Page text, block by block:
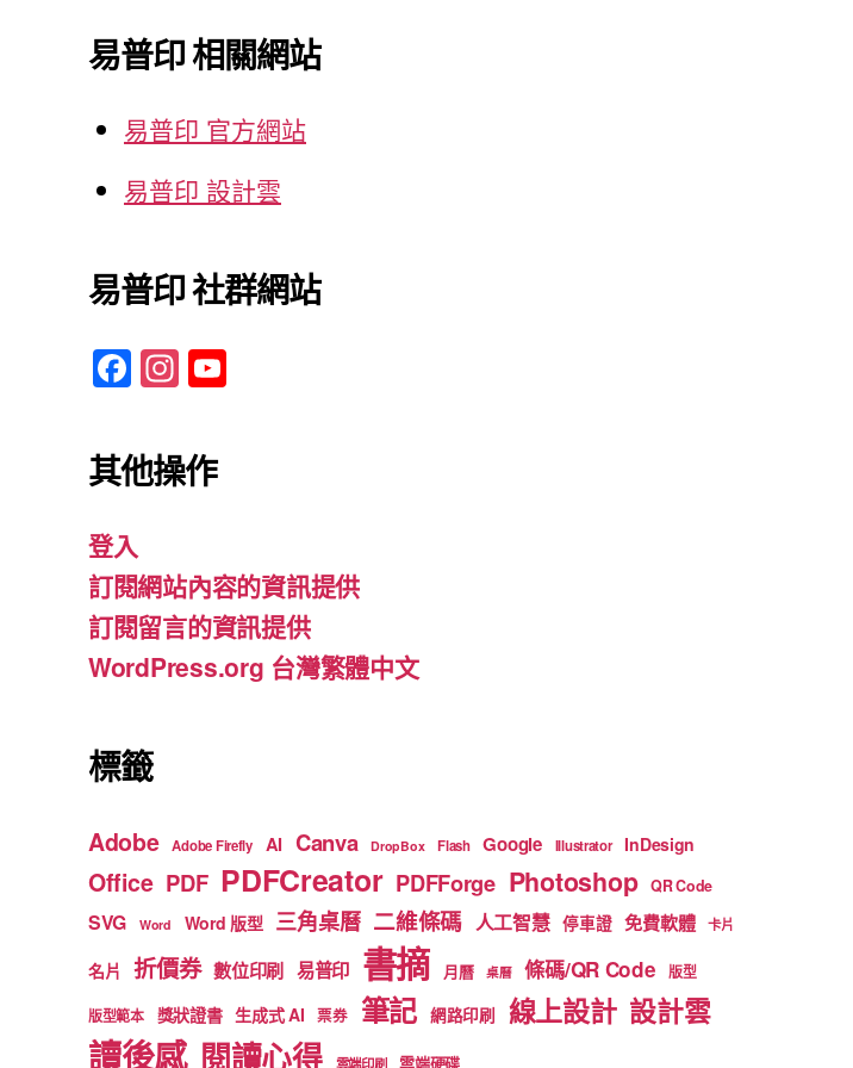
字:
易普印 相關網站
易普印 官方網站
易普印 設計雲
易普印 社群網站
F
a
c
e
o
o
k
In
st
a
gr
m b
e
其他操作
登入
訂閱網站內容的資訊提供
訂閱留言的資訊提供
WordPress.org 台灣繁體中文
標籤
Adobe Adobe Firefly AI Canva DropBox Flash Google Illustrator InDesign
Office PDF PDFCreator PDFForge Photoshop QR Code
SVG Word Word 版型 三角桌曆 二維條碼 人工智慧 停車證 免費軟體 卡片
名片 折價券 數位印刷 易普印 書摘 月曆 桌曆 條碼/QR Code 版型
版型範本 獎狀證書 生成式 AI 票券 筆記 網路印刷 線上設計 設計雲
讀後感 閱讀心得 雲端印刷 雲端硬碟